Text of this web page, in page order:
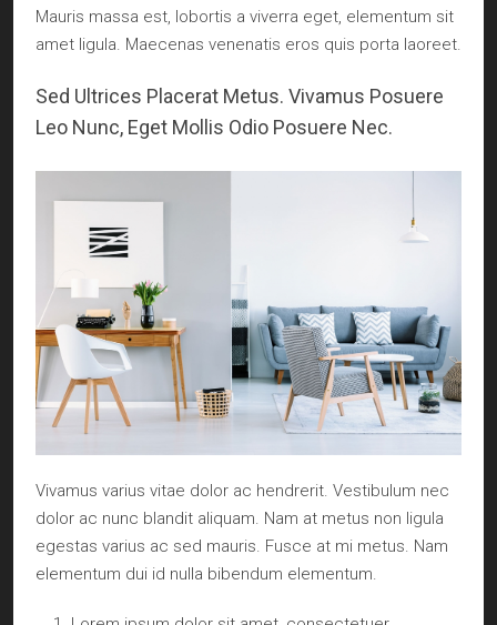
Mauris massa est, lobortis a viverra eget, elementum sit
amet ligula. Maecenas venenatis eros quis porta laoreet.
Sed Ultrices Placerat Metus. Vivamus Posuere
Leo Nunc, Eget Mollis Odio Posuere Nec.
Vivamus varius vitae dolor ac hendrerit. Vestibulum nec
dolor ac nunc blandit aliquam. Nam at metus non ligula
egestas varius ac sed mauris. Fusce at mi metus. Nam
elementum dui id nulla bibendum elementum.